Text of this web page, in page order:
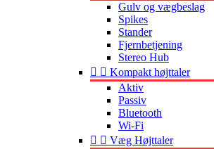
Gulv og vægbeslag
Spikes
Stander
Fjernbetjening
Stereo Hub
  Kompakt højttaler
Aktiv
Passiv
Bluetooth
Wi-Fi
  Væg Højttaler